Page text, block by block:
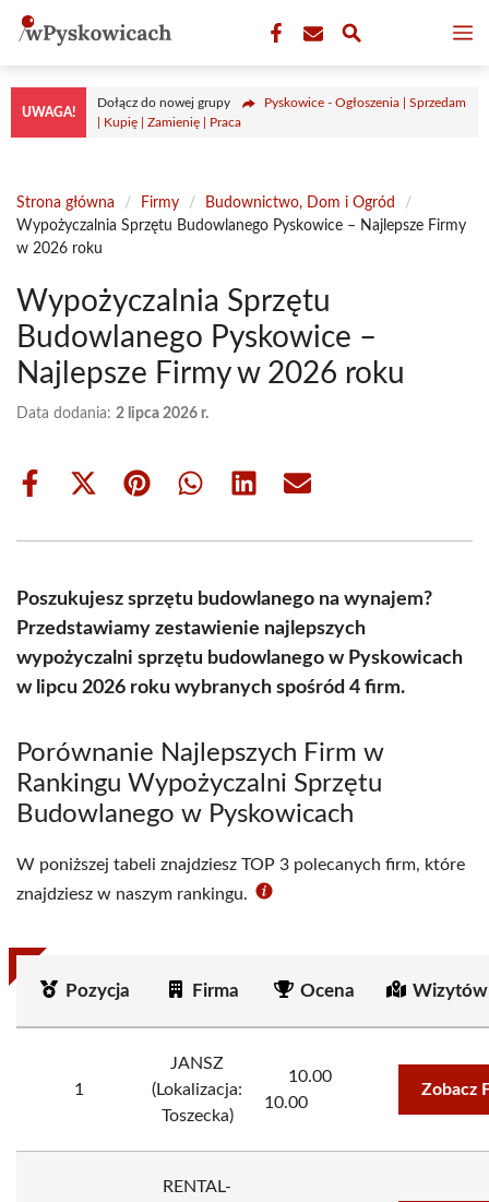
Przejdź
treści
UWAGA!
Dołącz do nowej grupy
Pyskowice - Ogłoszenia | Sprzedam
| Kupię | Zamienię | Praca
Strona główna / Firmy / Budownictwo, Dom i Ogród
/
Wypożyczalnia Sprzętu Budowlanego Pyskowice – Najlepsze Firmy
w 2026 roku
Wypożyczalnia Sprzętu
Budowlanego Pyskowice –
Najlepsze Firmy w 2026 roku
Data dodania: 2 lipca 2026 r.
Share
Share
(Twitter)
Share Share Share Share
Poszukujesz sprzętu budowlanego na wynajem?
Przedstawiamy zestawienie najlepszych
wypożyczalni sprzętu budowlanego w Pyskowicach
w lipcu 2026 roku wybranych spośród 4 firm.
Porównanie Najlepszych Firm w
Rankingu Wypożyczalni Sprzętu
Budowlanego w Pyskowicach
W poniższej tabeli znajdziesz TOP 3 polecanych firm, które
znajdziesz w naszym rankingu.
Pozycja Firma Ocena
1
JANSZ
(Lokalizacja:
Toszecka)
10.00
10.00
Zobacz
RENTAL-